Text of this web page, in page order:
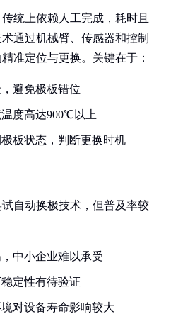
统上依赖人工完成，耗时且
通过机械臂、传感器和控制
准定位与更换。关键在于：
避免极板错位
度高达900℃以上
板状态，判断更换时机
自动换极技术，但普及率较
中小企业难以承受
稳定性有待验证
境对设备寿命影响较大